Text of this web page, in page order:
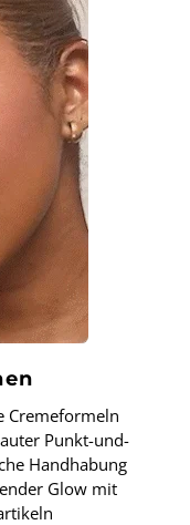
Cremeformeln
Punkt-und-
Handhabung
Glow mit